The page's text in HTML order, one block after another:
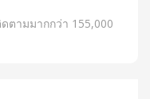
ามมากกว่า 155,000